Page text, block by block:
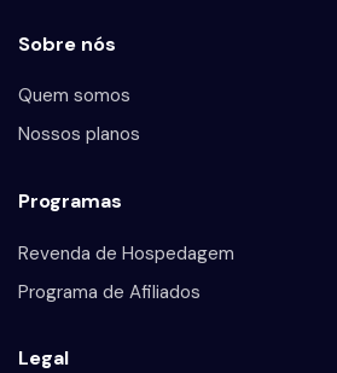
Sobre nós
Quem somos
Nossos planos
Programas
Revenda de Hospedagem
Programa de Afiliados
Legal